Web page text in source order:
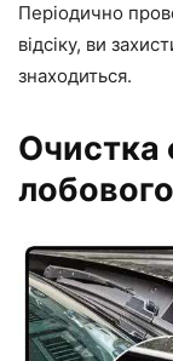
Періодично
відсіку, ви
знаходиться.
Очистка